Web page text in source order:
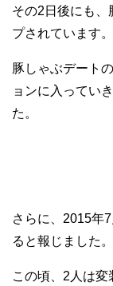
その2日後にも、
プされています。
豚しゃぶデート
ョンに入ってい
た。
さらに、2015年
ると報じました。
この頃、2人は変